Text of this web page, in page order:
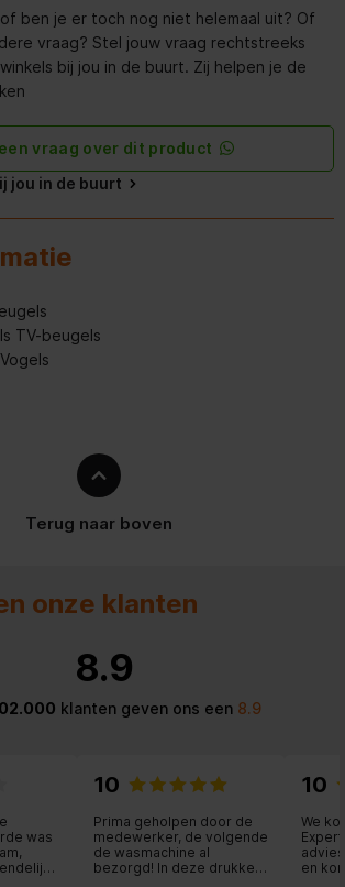
600 x 400 mm
Muur
ben je er toch nog niet helemaal uit? Of
vraag? Stel jouw vraag rechtstreeks
bij jou in de buurt. Zij helpen je de
vraag over dit product
jou in de buurt
TV-beugels
Terug naar boven
onze klanten
8.9
klanten geven ons een8.9
was
10
Prima geholpen door de
medewerker, de volgende
de wasmachine al
bezorgd! In deze drukke
10
We
Expert
en